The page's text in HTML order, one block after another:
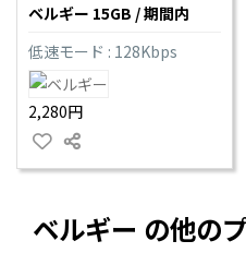
ベルギー 15GB / 期間内
低速モード : 128Kbps
2,280円
ベルギー の他の